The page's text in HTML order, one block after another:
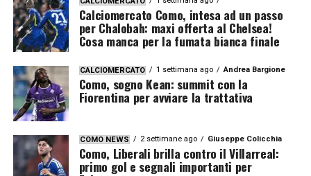
Calciomercato Como, intesa ad un passo
per Chalobah: maxi offerta al Chelsea!
Cosa manca per la fumata bianca finale
CALCIOMERCATO 1 settimana ago Andrea Bargione
Como, sogno Kean: summit con la
Fiorentina per avviare la trattativa
COMO NEWS 2 settimane ago Giuseppe Colicchia
Como, Liberali brilla contro il Villarreal:
primo gol e segnali importanti per